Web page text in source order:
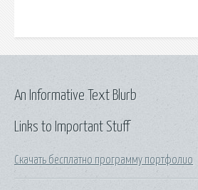
Links to Important Stuff
Скачать бесплатно программу портфолио
An Informative Text Blurb